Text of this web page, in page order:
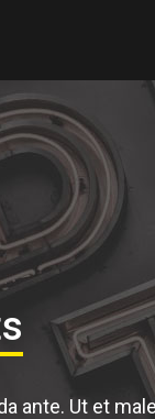
ante. Ut et